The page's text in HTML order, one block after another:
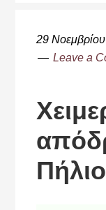
29
Leave a
Πήλιο